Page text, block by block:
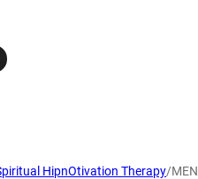
HipnOtivation Therapy/